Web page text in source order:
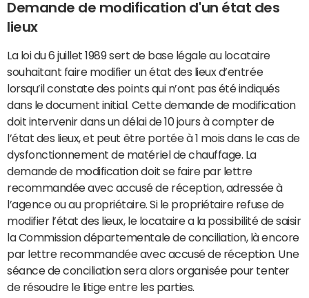
Demande de modification d'un état des
lieux
La loi du 6 juillet 1989 sert de base légale au locataire
souhaitant faire modifier un état des lieux d’entrée
lorsqu’il constate des points qui n’ont pas été indiqués
dans le document initial. Cette demande de modification
doit intervenir dans un délai de 10 jours à compter de
l’état des lieux, et peut être portée à 1 mois dans le cas de
dysfonctionnement de matériel de chauffage. La
demande de modification doit se faire par lettre
recommandée avec accusé de réception, adressée à
l’agence ou au propriétaire. Si le propriétaire refuse de
modifier l’état des lieux, le locataire a la possibilité de saisir
la Commission départementale de conciliation, là encore
par lettre recommandée avec accusé de réception. Une
séance de conciliation sera alors organisée pour tenter
de résoudre le litige entre les parties.